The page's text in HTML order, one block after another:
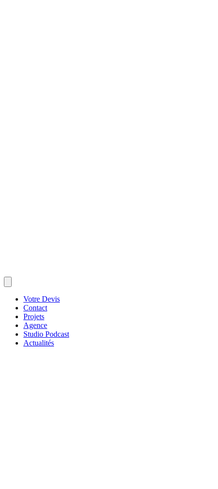
Votre Devis
Contact
Projets
Agence
Studio Podcast
Actualités